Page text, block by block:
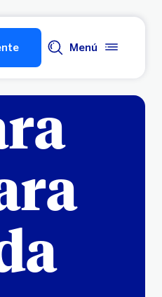
Menú